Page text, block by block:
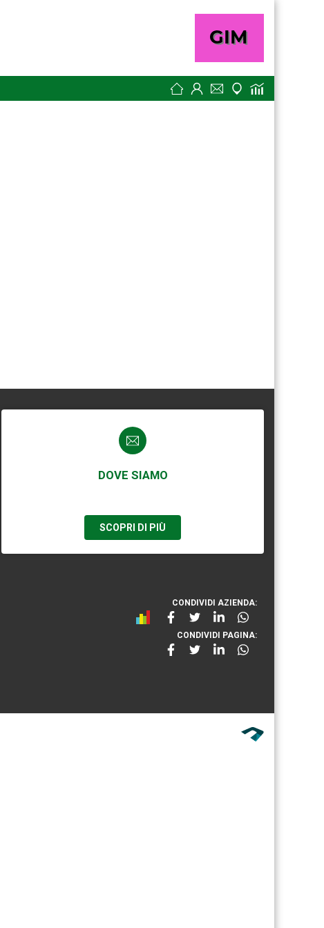
DOVE SIAMO
SCOPRI DI PIÙ
CONDIVIDI AZIENDA:
CONDIVIDI PAGINA: